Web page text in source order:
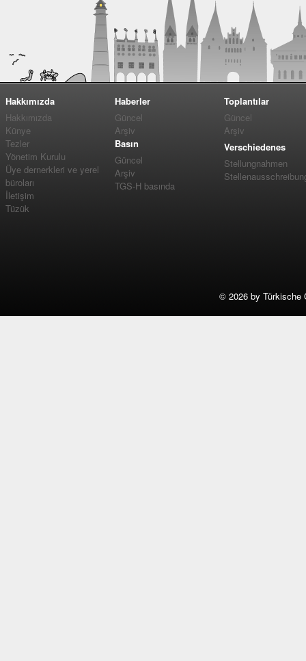
Hakkımızda
Hakkımızda
Künye
Tezler
Yönetim Kurulu
Üye dernerkleri ve yerel
büroları
İletişim
Tüzük
Haberler
Güncel
Arşiv
Basın
Güncel
Arşiv
TGS-H basında
Toplantılar
Güncel
Arşiv
Verschiedenes
Stellungnahmen
© 2026 by Türkische